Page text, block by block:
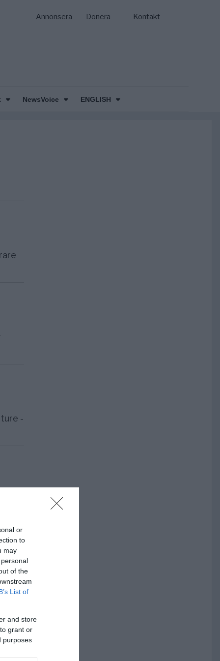
or
to
may
of the
List of
and store
grant or
purposes
Annonsera Donera Kontakt
NewsVoice ENGLISH
-